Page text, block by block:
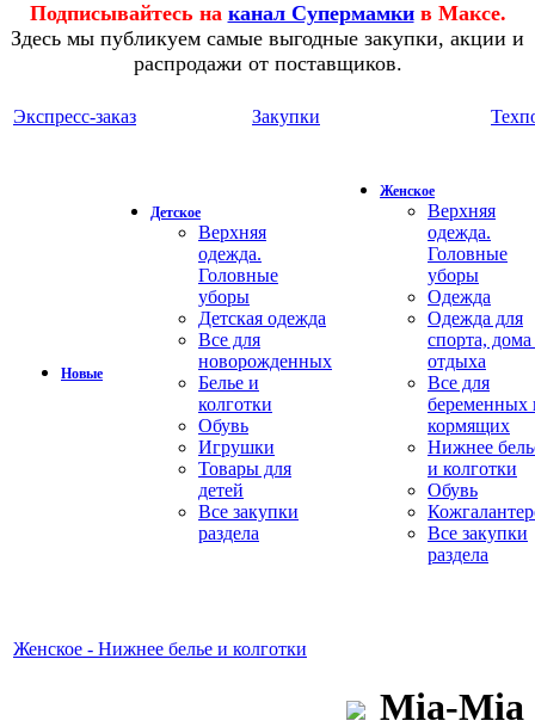
Подписывайтесь на канал Супермамки в Максе.
Здесь мы публикуем самые выгодные закупки, акции и
распродажи от поставщиков.
Экспресс-заказ Закупки
Новые
Детское
Верхняя
одежда.
Головные
уборы
Детская одежда
Все для
новорожденных
Белье и
колготки
Обувь
Игрушки
Товары для
детей
Все закупки
раздела
Женское
Верхняя
одежда.
Головные
уборы
Одежда
Одежда для
спорта,
отдыха
Все для
беременных
кормящих
Нижнее
и колготки
Обувь
Все закупки
раздела
Женское - Нижнее белье и колготки
Mia-Mia